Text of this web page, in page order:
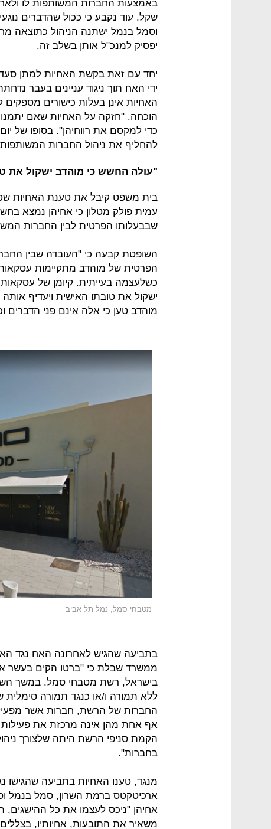
שקל. עוד נקבע כי ככול שהדברים
וסמל בנמל ישתנה הניהול כתוצאה
יפסיק למנכ"ל אותן בשלב זה.
יחד עם זאת בקשת האחיות למתן
ידי האח תוך ניגוד עניינים בעבר
האחיות אינן בעלות כישורים
הוכחה. "חזקה על האחיות שאם
כדי למקסם את רווחיהן". בסופו של
להחליף את ניהול החברות
"עולה החשש כי מוהדב ישקול את
בית משפט קיבל את טענת האחיות
עמית פולק מטלון כי אחיהן נמצא
שבבעלותו הפרטית לבין החברות
השופטת קבעה כי "העובדה שבין
הפרטית של מוהדב מתקיימות
כשלעצמה בעייתית. קיומן של
ישקול את טובתו האישית ויעדיף
מוהדב טען כי אלה אינם פני הדברים
מטבחי סמל, נמל תל אביב
בתביעה שהגיש לאחרונה האח נגד
ממשרד שבלת כי "ברטו הקים בעשר
בישראל, רשת מטבחי סמל. במשך
ללא תמורה ו/או כנגד תמורה
החברות של הרשת, חברות אשר
אף אחת מהן אינה מרכזת את פעילות
הקמת סניפי הרשת היתה שלצורך
בחברות".
מנגד, טענו האחיות בתביעה
ארכיטקטס ברמת השרון, סמל בנמל
אחיהן "ניכס לעצמו את כל ההישגים,
משאיר את התובעות, אחיותיו,